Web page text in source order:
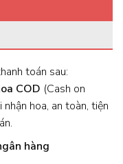
toán sau:
COD (Cash on
hoa, an toàn, tiện
hàng